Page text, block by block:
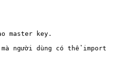
master key.
người dùng có thể import